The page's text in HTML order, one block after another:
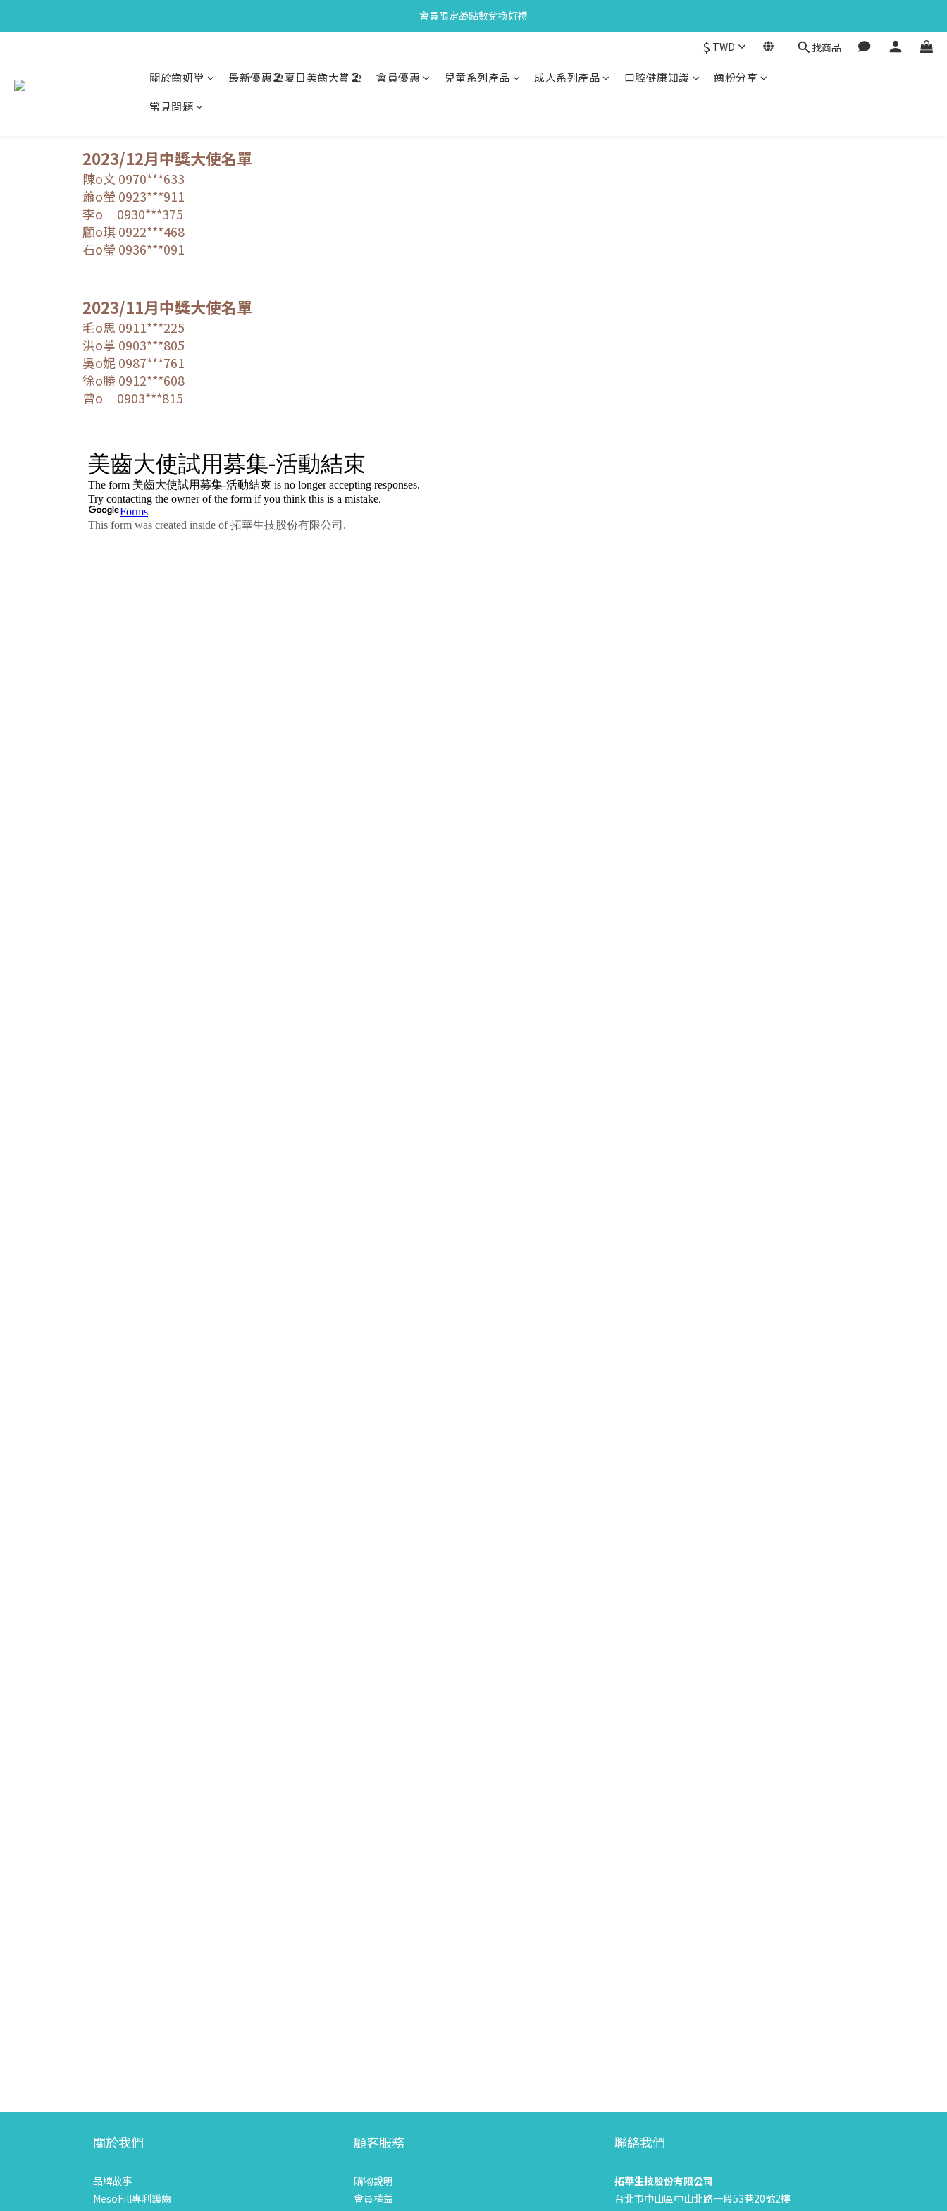
會員限定🎁點數兌換好禮
會員限定🎁點數兌換好禮
會員限定🎁點數兌換好禮
$ TWD 找商品
關於齒妍堂 最新優惠🏖️夏日美齒大賞🏖️ 會員優惠 兒童系列產品 成人系列產品 口腔健康知識
齒粉分享
常見問題
2023/12月中獎大使名單
陳o文0970***633
蕭o螢 0923***911
李o
0930***375
顧o琪0922***468
石o瑩 0936***091
2023/11月中獎大使名單
毛o思 0911***225
洪o葶 0903***805
吳o妮0987***761
徐o勝0912***608
曾o
0903***815
關於我們
品牌故事
MesoFill專利護齒
顧客服務
購物說明
會員權益
聯絡我們
拓華生技股份有限公司
台北市中山區中山北路一段53巷20號2樓